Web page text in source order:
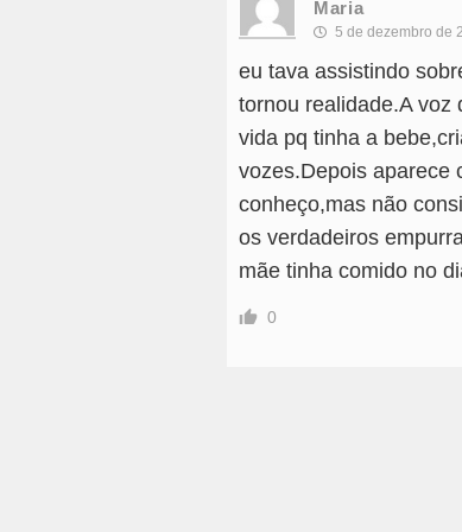
Maria
5 de dezembro de
eu tava assistindo
tornou realidade.A voz
vida pq tinha a
vozes.Depois aparece
conheço,mas não
os verdadeiros
mãe tinha comido no
0